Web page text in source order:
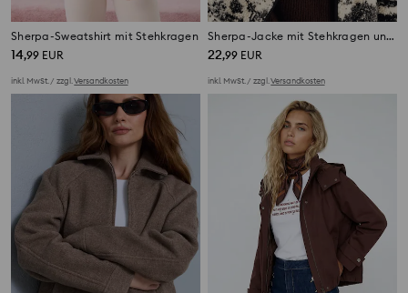
Sherpa-Sweatshirt mit Stehkragen
14,99 EUR
inkl. MwSt. / zzgl.Versandkosten
Sherpa-Jacke mit Stehkragen und Reißverschluss
22,99 EUR
inkl. MwSt. / zzgl.Versandkosten